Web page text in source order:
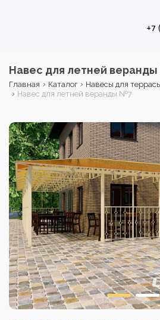
+7
Навес для летней
Главная › Каталог › Навесы для
› Навес для летней веранды №7